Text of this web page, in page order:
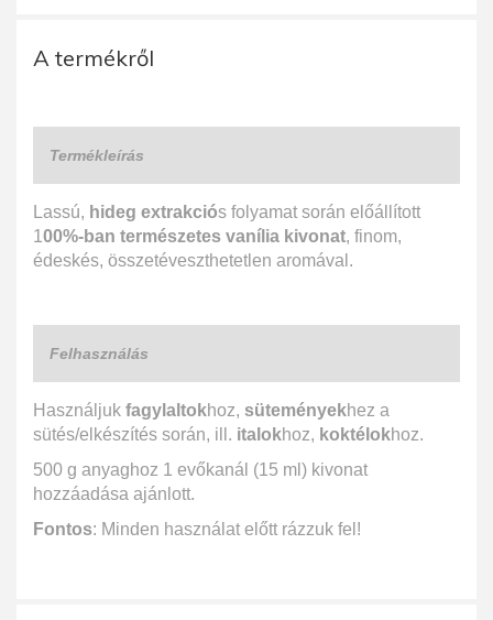
A termékről
Termékleírás
Lassú, hideg extrakciós folyamat során előállított
1 00%-ban természetes vanília kivonat, finom,
édeskés, összetéveszthetetlen aromával.
Felhasználás
Használjuk fagylaltokhoz, süteményekhez a
sütés/elkészítés során, ill. italokhoz, koktélokhoz.
500 g anyaghoz 1 evőkanál (15 ml) kivonat
hozzáadása ajánlott.
Fontos: Minden használat előtt rázzuk fel!